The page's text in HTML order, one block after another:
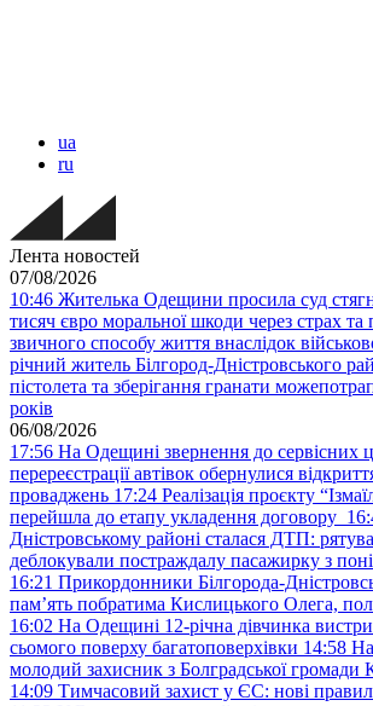
ua
ru
Лента новостей
07/08/2026
10:46 Жителька Одещини просила суд
тисяч євро моральної шкоди через страх
звичного способу життя внаслідок
річний житель Білгород-Дністровського
пістолета та зберігання гранати
років
06/08/2026
17:56 На Одещині звернення до сервісних
перереєстрації автівок обернулися
проваджень 17:24 Реалізація проєкту
перейшла до етапу укладення договору
Дністровському районі сталася ДТП:
деблокували постраждалу пасажирку з
16:21 Прикордонники Білгорода-
пам’ять побратима Кислицького Олега,
16:02 На Одещині 12-річна дівчинка
сьомого поверху багатоповерхівки 14:58
молодий захисник з Болградської
14:09 Тимчасовий захист у ЄС: нові